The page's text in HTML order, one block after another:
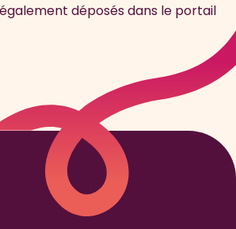
déposés dans le portail